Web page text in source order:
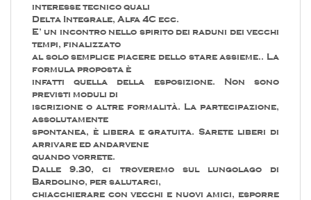
interesse tecnico quali
Delta Integrale, Alfa 4C ecc.
E’ un incontro nello spirito dei raduni dei vecchi
tempi, finalizzato
al solo semplice piacere dello stare assieme.. La
formula proposta è
infatti quella della esposizione. Non sono
previsti moduli di
iscrizione o altre formalità. La partecipazione,
assolutamente
spontanea, è libera e gratuita. Sarete liberi di
arrivare ed andarvene
quando vorrete.
Dalle 9.30, ci troveremo sul lungolago di
Bardolino, per salutarci,
chiacchierare con vecchi e nuovi amici, esporre